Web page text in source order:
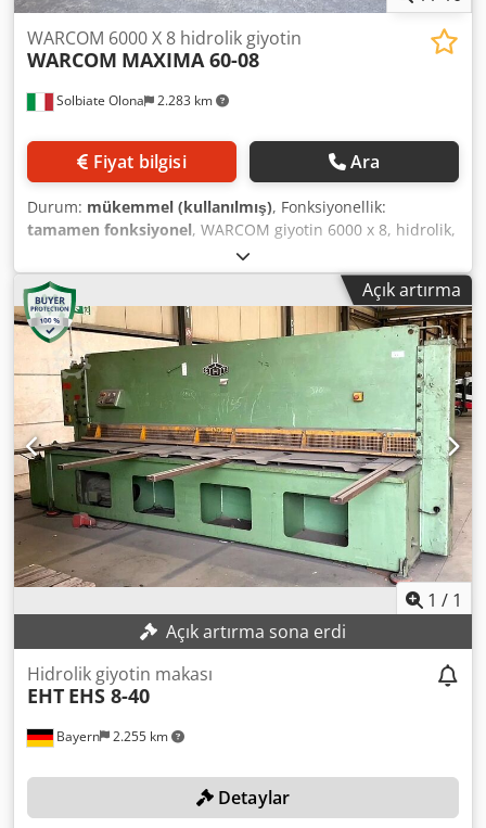
Solbiate Olona 2.283 km
WARCOM 6000 X 8 hidrolik giyotin
WARCOM MAXIMA 60-08
Fiyat bilgisi Ara
Durum: mükemmel (kullanılmış), Fonksiyonellik:
tamamen fonksiyonel, WARCOM giyotin 6000 x 8, hidrolik,
model MAXIMA 60-08. Dcedpszilt Ssfx Aiksk
Açık artırma
1 / 1
Açık artırma sona erdi
Bayern 2.255 km
Hidrolik giyotin makası
EHT EHS 8-40
Detaylar